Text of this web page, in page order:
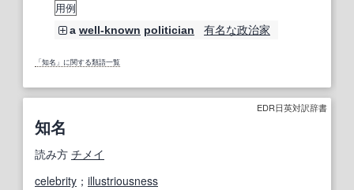
用例
a well-known politician 有名な政治家
「知名」に関する類語一覧
EDR日英対訳辞書
知名
読み方 チメイ
celebrity ； illustriousness